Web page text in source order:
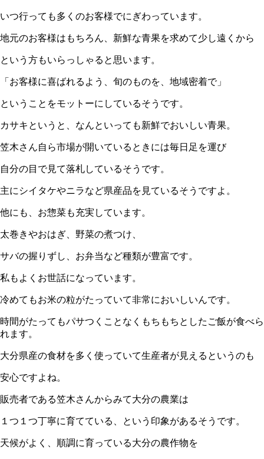
いつ行っても多くのお客様でにぎわっています。
地元のお客様はもちろん、新鮮な青果を求めて少し遠くから
という方もいらっしゃると思います。
「お客様に喜ばれるよう、旬のものを、地域密着で」
ということをモットーにしているそうです。
カサキというと、なんといっても新鮮でおいしい青果。
笠木さん自ら市場が開いているときには毎日足を運び
自分の目で見て落札しているそうです。
主にシイタケやニラなど県産品を見ているそうですよ。
他にも、お惣菜も充実しています。
太巻きやおはぎ、野菜の煮つけ、
サバの握りずし、お弁当など種類が豊富です。
私もよくお世話になっています。
冷めてもお米の粒がたっていて非常においしいんです。
時間がたってもパサつくことなくもちもちとしたご飯が食べら
れます。
大分県産の食材を多く使っていて生産者が見えるというのも
安心ですよね。
販売者である笠木さんからみて大分の農業は
１つ１つ丁寧に育てている、という印象があるそうです。
天候がよく、順調に育っている大分の農作物を